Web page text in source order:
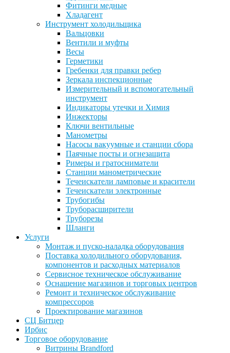
Фитинги медные
Хладагент
Инструмент холодильщика
Вальцовки
Вентили и муфты
Весы
Герметики
Гребенки для правки ребер
Зеркала инспекционные
Измерительный и вспомогательный
инструмент
Индикаторы утечки и Химия
Инжекторы
Ключи вентильные
Манометры
Насосы вакуумные и станции сбора
Паячные посты и огнезащита
Римеры и гратосниматели
Станции манометрические
Течеискатели ламповые и красители
Течеискатели электронные
Трубогибы
Труборасширители
Труборезы
Шланги
Услуги
Монтаж и пуско-наладка оборудования
Поставка холодильного оборудования,
компонентов и расходных материалов
Сервисное техническое обслуживание
Оснащение магазинов и торговых центров
Ремонт и техническое обслуживание
компрессоров
Проектирование магазинов
СЦ Битцер
Ирбис
Торговое оборудование
Витрины Brandford